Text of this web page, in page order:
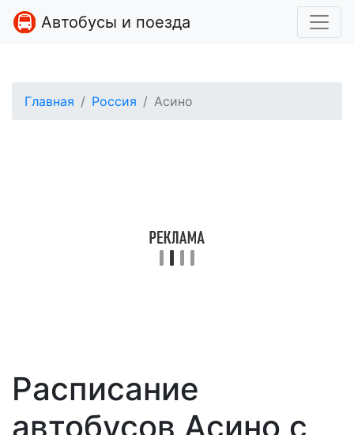
Автобусы и поезда
Главная Россия Асино
Расписание
автобусов Асино с